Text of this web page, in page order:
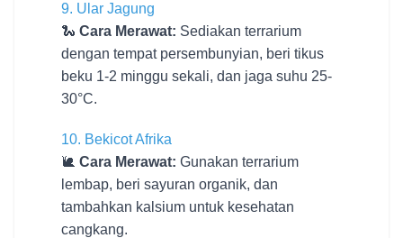
9. Ular Jagung
🐍 Cara Merawat: Sediakan terrarium
dengan tempat persembunyian, beri tikus
beku 1-2 minggu sekali, dan jaga suhu 25-
30°C.
10. Bekicot Afrika
🐌 Cara Merawat: Gunakan terrarium
lembap, beri sayuran organik, dan
tambahkan kalsium untuk kesehatan
cangkang.